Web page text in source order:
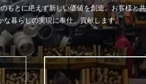
もとに絶えず新しい価値を創造、お客様と
な暮らしの実現に奉仕、貢献します。